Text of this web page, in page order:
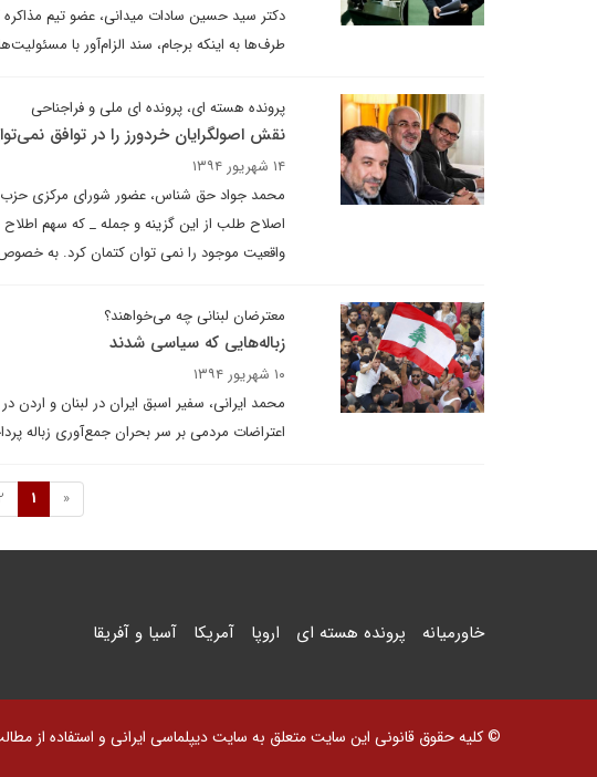
دکتر سید حسین سادات میدانی، عضو تیم
طرف‌ها به اینکه برجام، سند الزام‌آور با
پرونده هسته ای، پرونده ای ملی و فراجناحی
نقش اصولگرایان خردورز را در توافق
۱۴ شهریور ۱۳۹۴
محمد جواد حق شناس، عضور شورای مرکزی حزب
اصلاح طلب از این گزینه و جمله _ که سهم
واقعیت موجود را نمی توان کتمان کرد. به
معترضان لبنانی چه می‌خواهند؟
زباله‌هایی که سیاسی شدند
۱۰ شهریور ۱۳۹۴
محمد ایرانی، سفیر اسبق ایران در لبنان و اردن
اعتراضات مردمی بر سر بحران جمع‌آوری زباله
«
1
خاورمیانه پرونده هسته ای اروپا آمریکا آسیا و آفریقا
© کلیه حقوق قانونی این سایت متعلق به سایت دیپلماسی ایرانی و استفاده از